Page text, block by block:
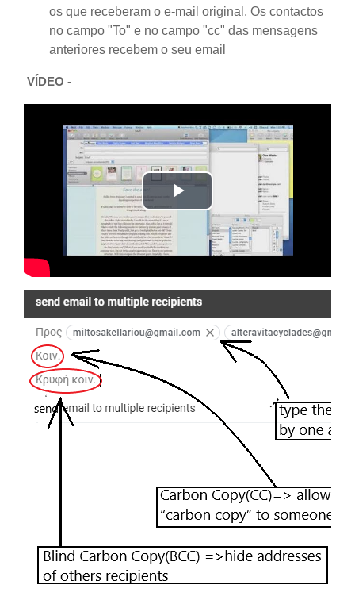
os que receberam o e-mail original. Os contactos
no campo "To" e no campo "cc" das mensagens
anteriores recebem o seu email
VÍDEO -
Play
Video